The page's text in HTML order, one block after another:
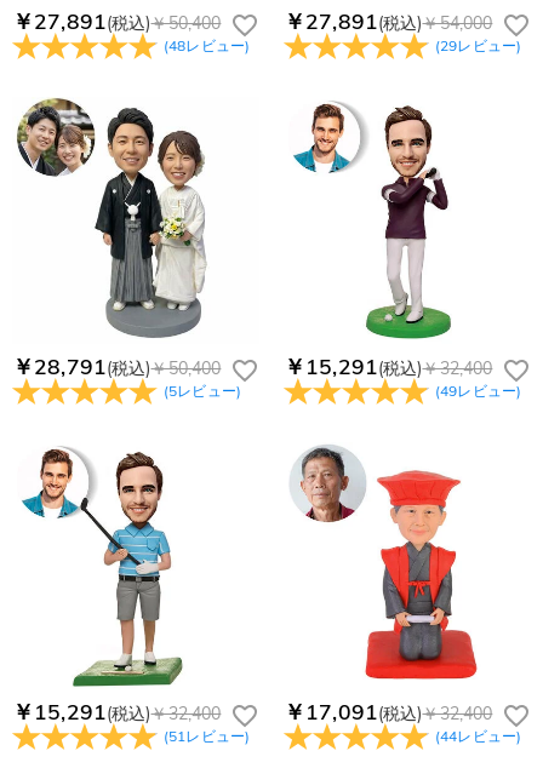
￥27,891(税込)￥50,400
(48レビュー)
￥27,891(税込)￥54,000
(29レビュー)
￥28,791(税込)￥50,400
(5レビュー)
￥15,291(税込)￥32,400
(49レビュー)
￥15,291(税込)￥32,400
(51レビュー)
￥17,091(税込)￥32,400
(44レビュー)